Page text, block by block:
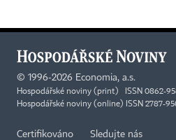
© 1996-2026 Economia, a.s.
Hospodářské noviny (print) ISSN 0862-
Hospodářské noviny (online) ISSN 2787-
Certifikováno Sledujte nás